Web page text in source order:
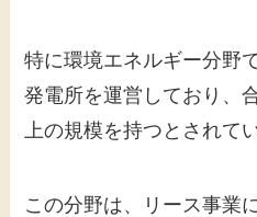
特に環境エネルギー分野
発電所を運営しており、
上の規模を持つとされて
この分野は、リース事業